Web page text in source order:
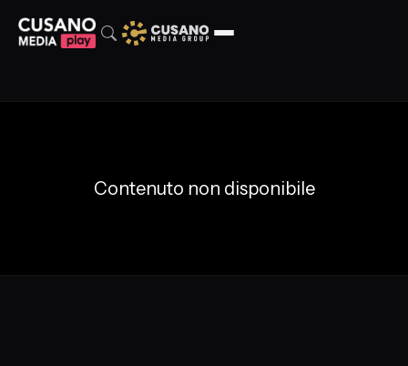
Contenuto non disponibile